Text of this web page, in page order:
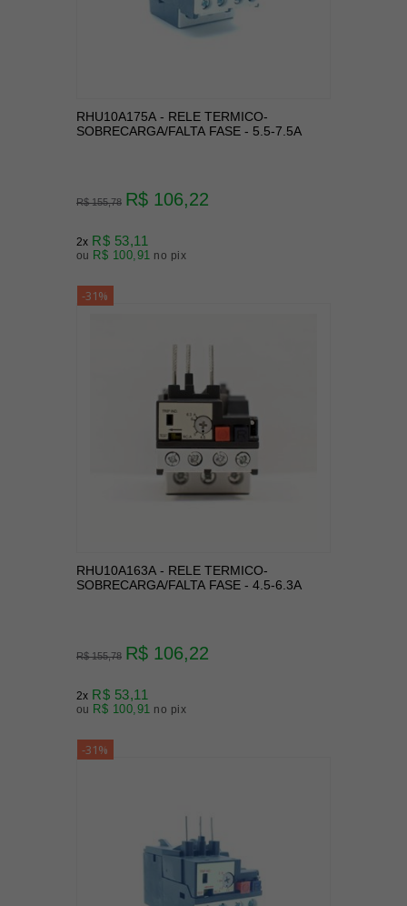
RHU10A175A - RELE TERMICO-
SOBRECARGA/FALTA FASE - 5.5-7.5A
R$ 155,78 R$ 106,22
2x R$ 53,11
ou R$ 100,91 no pix
-31%
RHU10A163A - RELE TERMICO-
SOBRECARGA/FALTA FASE - 4.5-6.3A
R$ 155,78 R$ 106,22
2x R$ 53,11
ou R$ 100,91 no pix
-31%